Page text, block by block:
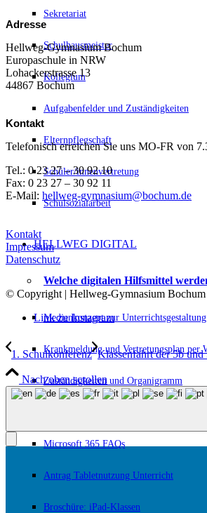
Sekretariat
Schulhausmeister
Kollegium
Aufgabenfelder und Zuständigkeiten
Elternpflegschaft
Schüler/innenvertretung
Schulsozialarbeit
HELLWEG DIGITAL
Welche digitalen Hilfsmittel
Medienkonzept zur Unterrichtsgestaltung
Krankmeldung und Vertretungsplan per
Zuständigkeiten und Organigramm
Microsoft 365 FAQs
Antrag Tabletnutzung Unterricht
Broschüre: iPad-Klassen
Adresse
Hellweg-Gymnasium Bochum
Europaschule in NRW
Lohackerstrasse 13
44867 Bochum
Kontakt
Telefonisch erreichen Sie uns MO-FR von
Tel.: 0 23 27 – 30 92 10
Fax: 0 23 27 – 30 92 11
E-Mail: hellweg-gymnasium@bochum.de
Kontakt
Impressum
Datenschutz
© Copyright | Hellweg-Gymnasium
Link zu Instagram
1. Schulkonferenz Klassenfahrt der 5b und
Nach oben scrollen